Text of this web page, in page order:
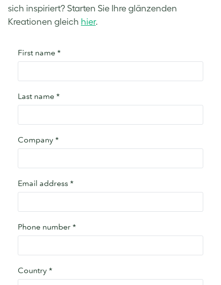
sich inspiriert? Starten Sie Ihre glänzenden
Kreationen gleich hier.